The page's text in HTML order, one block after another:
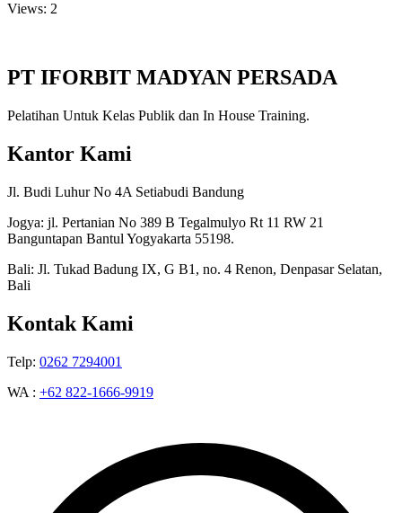
Views: 2
PT IFORBIT MADYAN PERSADA
Pelatihan Untuk Kelas Publik dan In House Training.
Kantor Kami
Jl. Budi Luhur No 4A Setiabudi Bandung
Jogya: jl. Pertanian No 389 B Tegalmulyo Rt 11 RW 21
Banguntapan Bantul Yogyakarta 55198.
Bali: Jl. Tukad Badung IX, G B1, no. 4 Renon, Denpasar Selatan,
Bali
Kontak Kami
Telp: 0262 7294001
WA : +62 822-1666-9919